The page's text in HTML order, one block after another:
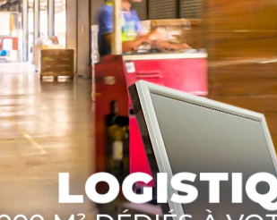
000 M² DÉDIÉS À